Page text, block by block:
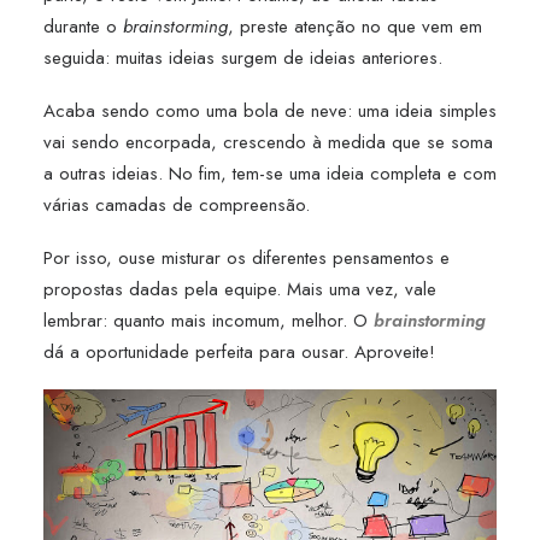
durante o brainstorming, preste atenção no que vem em
seguida: muitas ideias surgem de ideias anteriores.
Acaba sendo como uma bola de neve: uma ideia simples
vai sendo encorpada, crescendo à medida que se soma
a outras ideias. No fim, tem-se uma ideia completa e com
várias camadas de compreensão.
Por isso, ouse misturar os diferentes pensamentos e
propostas dadas pela equipe. Mais uma vez, vale
lembrar: quanto mais incomum, melhor. O brainstorming
dá a oportunidade perfeita para ousar. Aproveite!